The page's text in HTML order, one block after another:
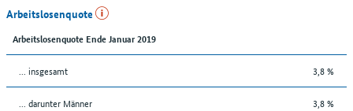
Arbeitslosenquote
Arbeitslosenquote Ende Januar 2019
... insgesamt 3,8 %
... darunter Männer 3,8 %